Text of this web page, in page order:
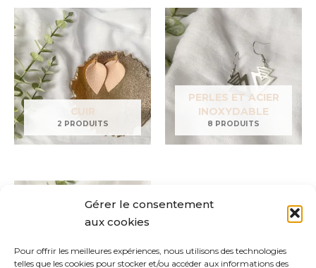
Gérer le consentement
aux cookies
Pour offrir les meilleures expériences, nous utilisons des technologies
telles que les cookies pour stocker et/ou accéder aux informations des
CUIR
2 PRODUITS
PERLES ET ACIER
INOXYDABLE
8 PRODUITS